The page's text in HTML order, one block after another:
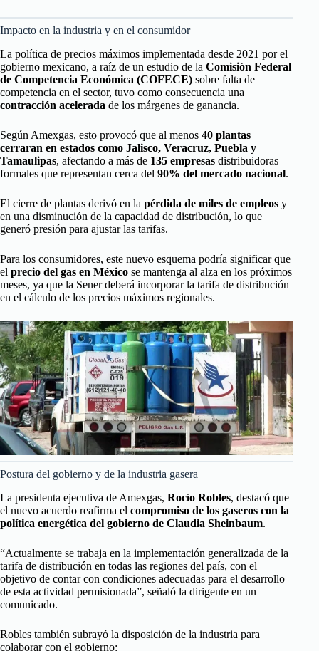
Impacto en la industria y en el consumidor
La política de precios máximos implementada desde 2021 por el
gobierno mexicano, a raíz de un estudio de la Comisión Federal
de Competencia Económica (COFECE) sobre falta de
competencia en el sector, tuvo como consecuencia una
contracción acelerada de los márgenes de ganancia.
Según Amexgas, esto provocó que al menos 40 plantas
cerraran en estados como Jalisco, Veracruz, Puebla y
Tamaulipas, afectando a más de 135 empresas distribuidoras
formales que representan cerca del 90% del mercado nacional.
El cierre de plantas derivó en la pérdida de miles de empleos y
en una disminución de la capacidad de distribución, lo que
generó presión para ajustar las tarifas.
Para los consumidores, este nuevo esquema podría significar que
el precio del gas en México se mantenga al alza en los próximos
meses, ya que la Sener deberá incorporar la tarifa de distribución
en el cálculo de los precios máximos regionales.
Postura del gobierno y de la industria gasera
La presidenta ejecutiva de Amexgas, Rocío Robles, destacó que
el nuevo acuerdo reafirma el compromiso de los gaseros con la
política energética del gobierno de Claudia Sheinbaum.
“Actualmente se trabaja en la implementación generalizada de la
tarifa de distribución en todas las regiones del país, con el
objetivo de contar con condiciones adecuadas para el desarrollo
de esta actividad permisionada”, señaló la dirigente en un
comunicado.
Robles también subrayó la disposición de la industria para
colaborar con el gobierno: